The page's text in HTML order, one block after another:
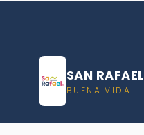
SAN RAFAEL
BUENA VIDA